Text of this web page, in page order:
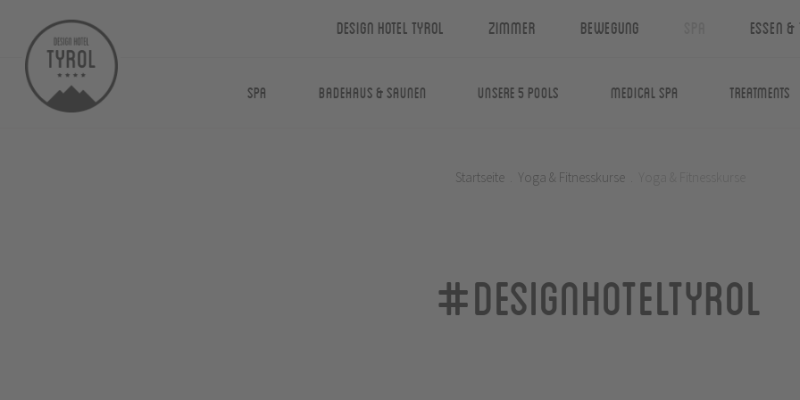
Design Hotel Tyrol Zimmer Bewegung Essen
Spa Badehaus & Saunen Unsere 5 Pools Medical Spa Treatments
Startseite Yoga & Fitnesskurse
#designhoteltyrol